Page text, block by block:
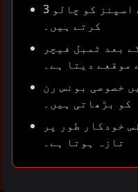
3 یا زیادہ اسکیتٹرز مفت اسپنز کو چالو
کرتے ہیں۔
بعد ٹمبل فیچر
موقعے دیتا ہے۔
خصوصی بونس رن
کو بڑھاتی ہیں۔
خودکار طور پر
تازہ ہوتا ہے۔